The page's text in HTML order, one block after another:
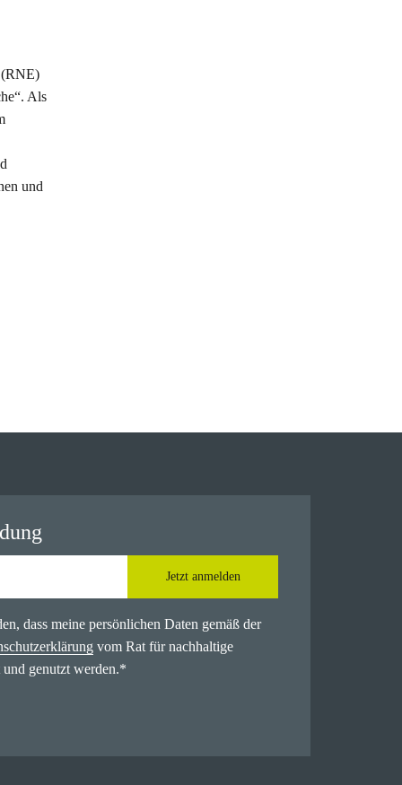
(RNE)
Als
und
Jetzt anmelden
dass meine persönlichen Daten gemäß der
vom Rat für nachhaltige
genutzt werden.*